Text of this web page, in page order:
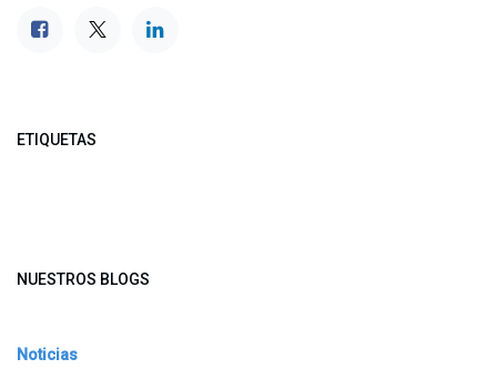
ETIQUETAS
NUESTROS BLOGS
Noticias